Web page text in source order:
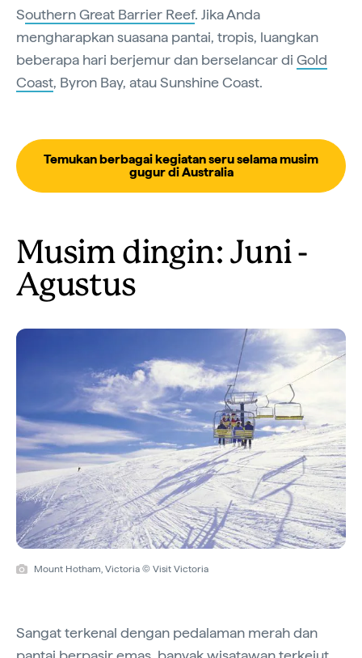
Southern Great Barrier Reef. Jika Anda
mengharapkan suasana pantai, tropis, luangkan
beberapa hari berjemur dan berselancar di Gold
Coast, Byron Bay, atau Sunshine Coast.
Temukan berbagai kegiatan seru selama musim
gugur di Australia
Musim dingin: Juni -
Agustus
Mount Hotham, Victoria © Visit Victoria
Sangat terkenal dengan pedalaman merah dan